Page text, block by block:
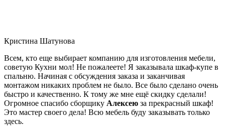
Кристина Шатунова
Всем, кто еще выбирает компанию для изготовления мебели,
советую Кухни мол! Не пожалеете! Я заказывала шкаф-купе в
спальню. Начиная с обсуждения заказа и заканчивая
монтажом никаких проблем не было. Все было сделано очень
быстро и качественно. К тому же мне ещё скидку сделали!
Огромное спасибо сборщику Алексею за прекрасный шкаф!
Это мастер своего дела! Всю мебель буду заказывать только
здесь.